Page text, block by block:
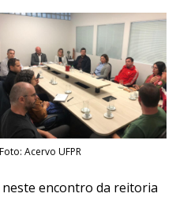
Foto: Acervo UFPR
encontro da reitoria